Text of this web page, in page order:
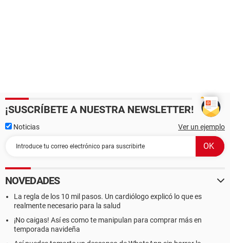
¡SUSCRÍBETE A NUESTRA NEWSLETTER!
Noticias Ver un ejemplo
NOVEDADES
La regla de los 10 mil pasos. Un cardiólogo explicó lo que es
realmente necesario para la salud
¡No caigas! Así es como te manipulan para comprar más en
temporada navideña